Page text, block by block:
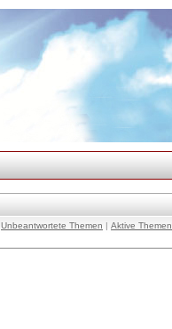
Unbeantwortete Themen | Aktive Themen